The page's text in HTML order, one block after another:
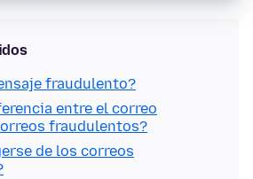
fraudulento?
entre el correo
fraudulentos?
de los correos